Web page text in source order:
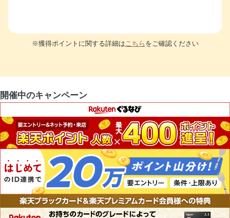
※獲得ポイントに関する詳細は こちら をご確認ください
開催中のキャンペーン